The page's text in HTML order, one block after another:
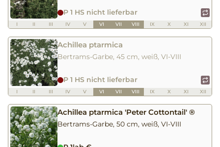
P 1 HS nicht lieferbar
I II III IV V VI VII VIII IX X XI XII
Achillea ptarmica
Bertrams-Garbe, 45 cm, weiß, VI-VIII
P 1 HS nicht lieferbar
I II III IV V VI VII VIII IX X XI XII
Achillea ptarmica 'Peter Cottontail' ®
Bertrams-Garbe, 50 cm, weiß, VI-VIII